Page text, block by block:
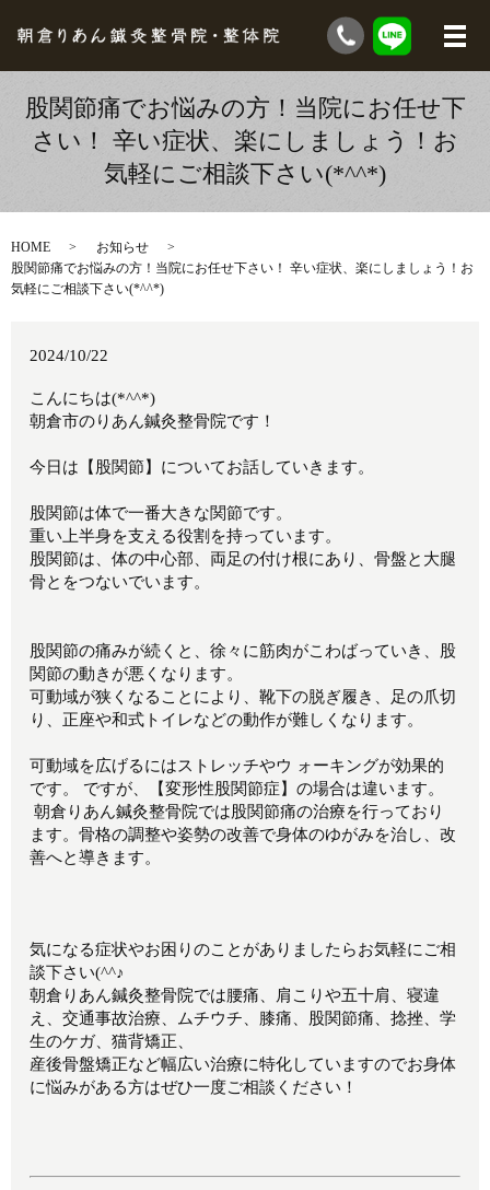
股関節痛でお悩みの方！当院にお任せ下
さい！ 辛い症状、楽にしましょう！お
気軽にご相談下さい(*^^*)
HOME
お知らせ
股関節痛でお悩みの方！当院にお任せ下さい！ 辛い症状、楽にしましょう！お
気軽にご相談下さい(*^^*)
2024/10/22
こんにちは(*^^*)
朝倉市のりあん鍼灸整骨院です！
今日は【股関節】についてお話していきます。
股関節は体で一番大きな関節です。
重い上半身を支える役割を持っています。
股関節は、体の中心部、両足の付け根にあり、骨盤と大腿
骨とをつないでいます。
股関節の痛みが続くと、徐々に筋肉がこわばっていき、股
関節の動きが悪くなります。
可動域が狭くなることにより、靴下の脱ぎ履き、足の爪切
り、正座や和式トイレなどの動作が難しくなります。
可動域を広げるにはストレッチやウ ォーキングが効果的
です。 ですが、【変形性股関節症】の場合は違います。
朝倉りあん鍼灸整骨院では股関節痛の治療を行っており
ます。骨格の調整や姿勢の改善で身体のゆがみを治し、改
善へと導きます。
気になる症状やお困りのことがありましたらお気軽にご相
談下さい(^^♪
朝倉りあん鍼灸整骨院では腰痛、肩こりや五十肩、寝違
え、交通事故治療、ムチウチ、膝痛、股関節痛、捻挫、学
生のケガ、猫背矯正、
産後骨盤矯正など幅広い治療に特化していますのでお身体
に悩みがある方はぜひ一度ご相談ください！